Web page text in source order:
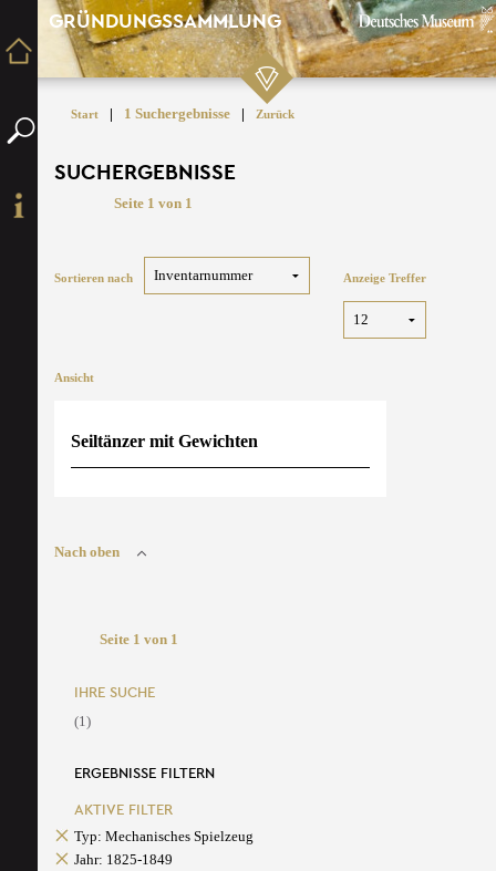
GRÜNDUNGSSAMMLUNG
Start | 1 Suchergebnisse | Zurück
SUCHERGEBNISSE
Seite 1 von 1
Sortieren nach Anzeige Treffer
Ansicht
Seiltänzer mit Gewichten
Nach oben
Seite 1 von 1
IHRE SUCHE
(1)
ERGEBNISSE FILTERN
AKTIVE FILTER
Typ: Mechanisches Spielzeug
Jahr: 1825-1849